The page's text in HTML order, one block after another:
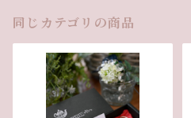
同じカテゴリの商品